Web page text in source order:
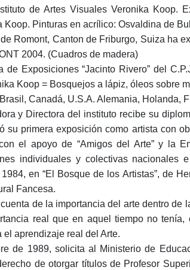
de Artes Visuales Veronika Koop.
Koop. Pinturas en acrílico: Osvaldina de
Romont, Canton de Friburgo, Suiza ha
2004. (Cuadros de madera)
Exposiciones “Jacinto Rivero” del
Koop = Bosquejos a lápiz, óleos sobre
Canadá, U.S.A. Alemania, Holanda,
y Directora del instituto recibe su
su primera exposición como artista con
el apoyo de “Amigos del Arte” y la
individuales y colectivas nacionales
en “El Bosque de los Artistas”, de
Fancesa.
de la importancia del arte dentro de
real que en aquel tiempo no tenía,
aprendizaje real del Arte.
de 1989, solicita al Ministerio de
de otorgar títulos de Profesor